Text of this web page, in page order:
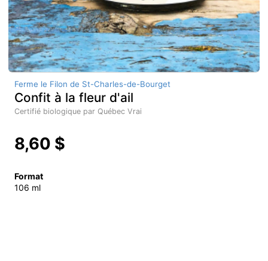
Ferme le Filon de St-Charles-de-Bourget
Confit à la fleur d'ail
Certifié biologique par Québec Vrai
8,60 $
Format
106 ml